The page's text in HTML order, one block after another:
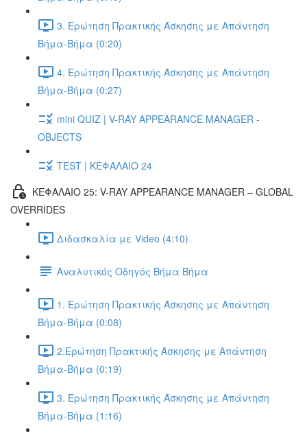
3. Ερώτηση Πρακτικής Άσκησης με Απάντηση
Βήμα-Βήμα (0:20)
4. Ερώτηση Πρακτικής Άσκησης με Απάντηση
Βήμα-Βήμα (0:27)
mini QUIZ | V-RAY APPEARANCE MANAGER -
OBJECTS
TEST | ΚΕΦΑΛΑΙΟ 24
ΚΕΦΑΛΑΙΟ 25: V-RAY APPEARANCE MANAGER – GLOBAL
OVERRIDES
Διδασκαλία με Video (4:10)
Αναλυτικός Οδηγός Βήμα Βήμα
1. Ερώτηση Πρακτικής Άσκησης με Απάντηση
Βήμα-Βήμα (0:08)
2.Ερώτηση Πρακτικής Άσκησης με Απάντηση
Βήμα-Βήμα (0:19)
3. Ερώτηση Πρακτικής Άσκησης με Απάντηση
Βήμα-Βήμα (1:16)